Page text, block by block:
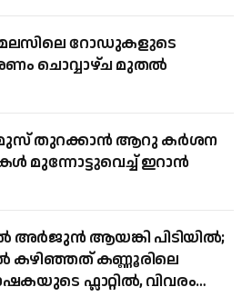
മലസിലെ റോഡുകളുടെ
ചൊവ്വാഴ്ച മുതല്‍
തുറക്കാൻ ആറു കർശന
മുന്നോട്ടുവെച്ച് ഇറാൻ
അർജുൻ ആയങ്കി പിടിയിൽ;
കഴിഞ്ഞത് കണ്ണൂരിലെ
ഫ്ലാറ്റിൽ, വിവരം